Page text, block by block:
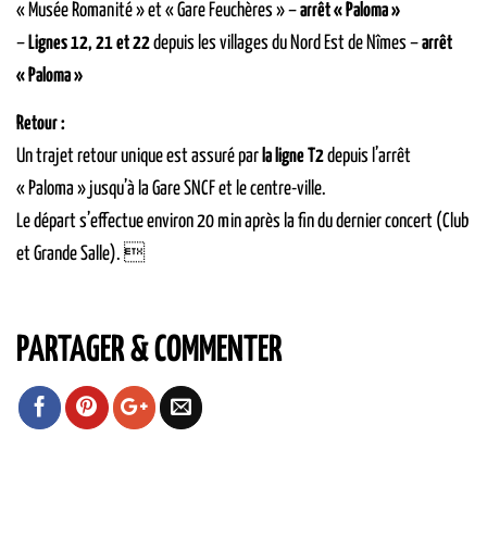
« Musée Romanité » et « Gare Feuchères » –arrêt « Paloma »
– Lignes 12, 21 et 22depuis les villages du Nord Est de Nîmes –arrêt
« Paloma »
Retour :
Un trajet retour unique est assuré par la ligne T2depuis l’arrêt
« Paloma » jusqu’à la Gare SNCF et le centre-ville.
Le départ s’effectue environ 20 min après la fin du dernier concert (Club
et Grande Salle). 
PARTAGER & COMMENTER